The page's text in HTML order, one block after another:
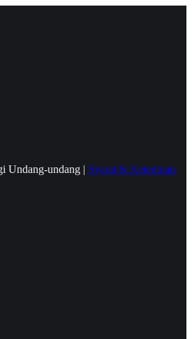
Undang-undang | Syarat & Ketentuan